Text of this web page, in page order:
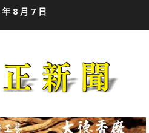
8 月 7 日